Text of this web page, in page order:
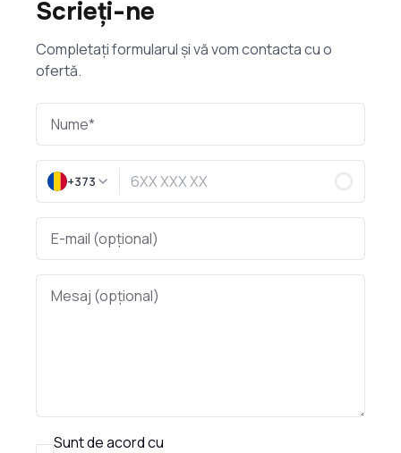
Scrieți-ne
Completați formularul și vă vom contacta cu o
ofertă.
+373
Sunt de acord cu